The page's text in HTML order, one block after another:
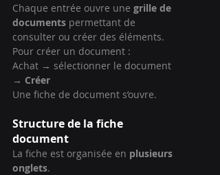
Chaque entrée ouvre une grille de
documents permettant de
consulter ou créer des éléments.
Pour créer un document :
Achat → sélectionner le document
→ Créer
Une fiche de document s’ouvre.
Structure de la fiche
document
La fiche est organisée en plusieurs
onglets.